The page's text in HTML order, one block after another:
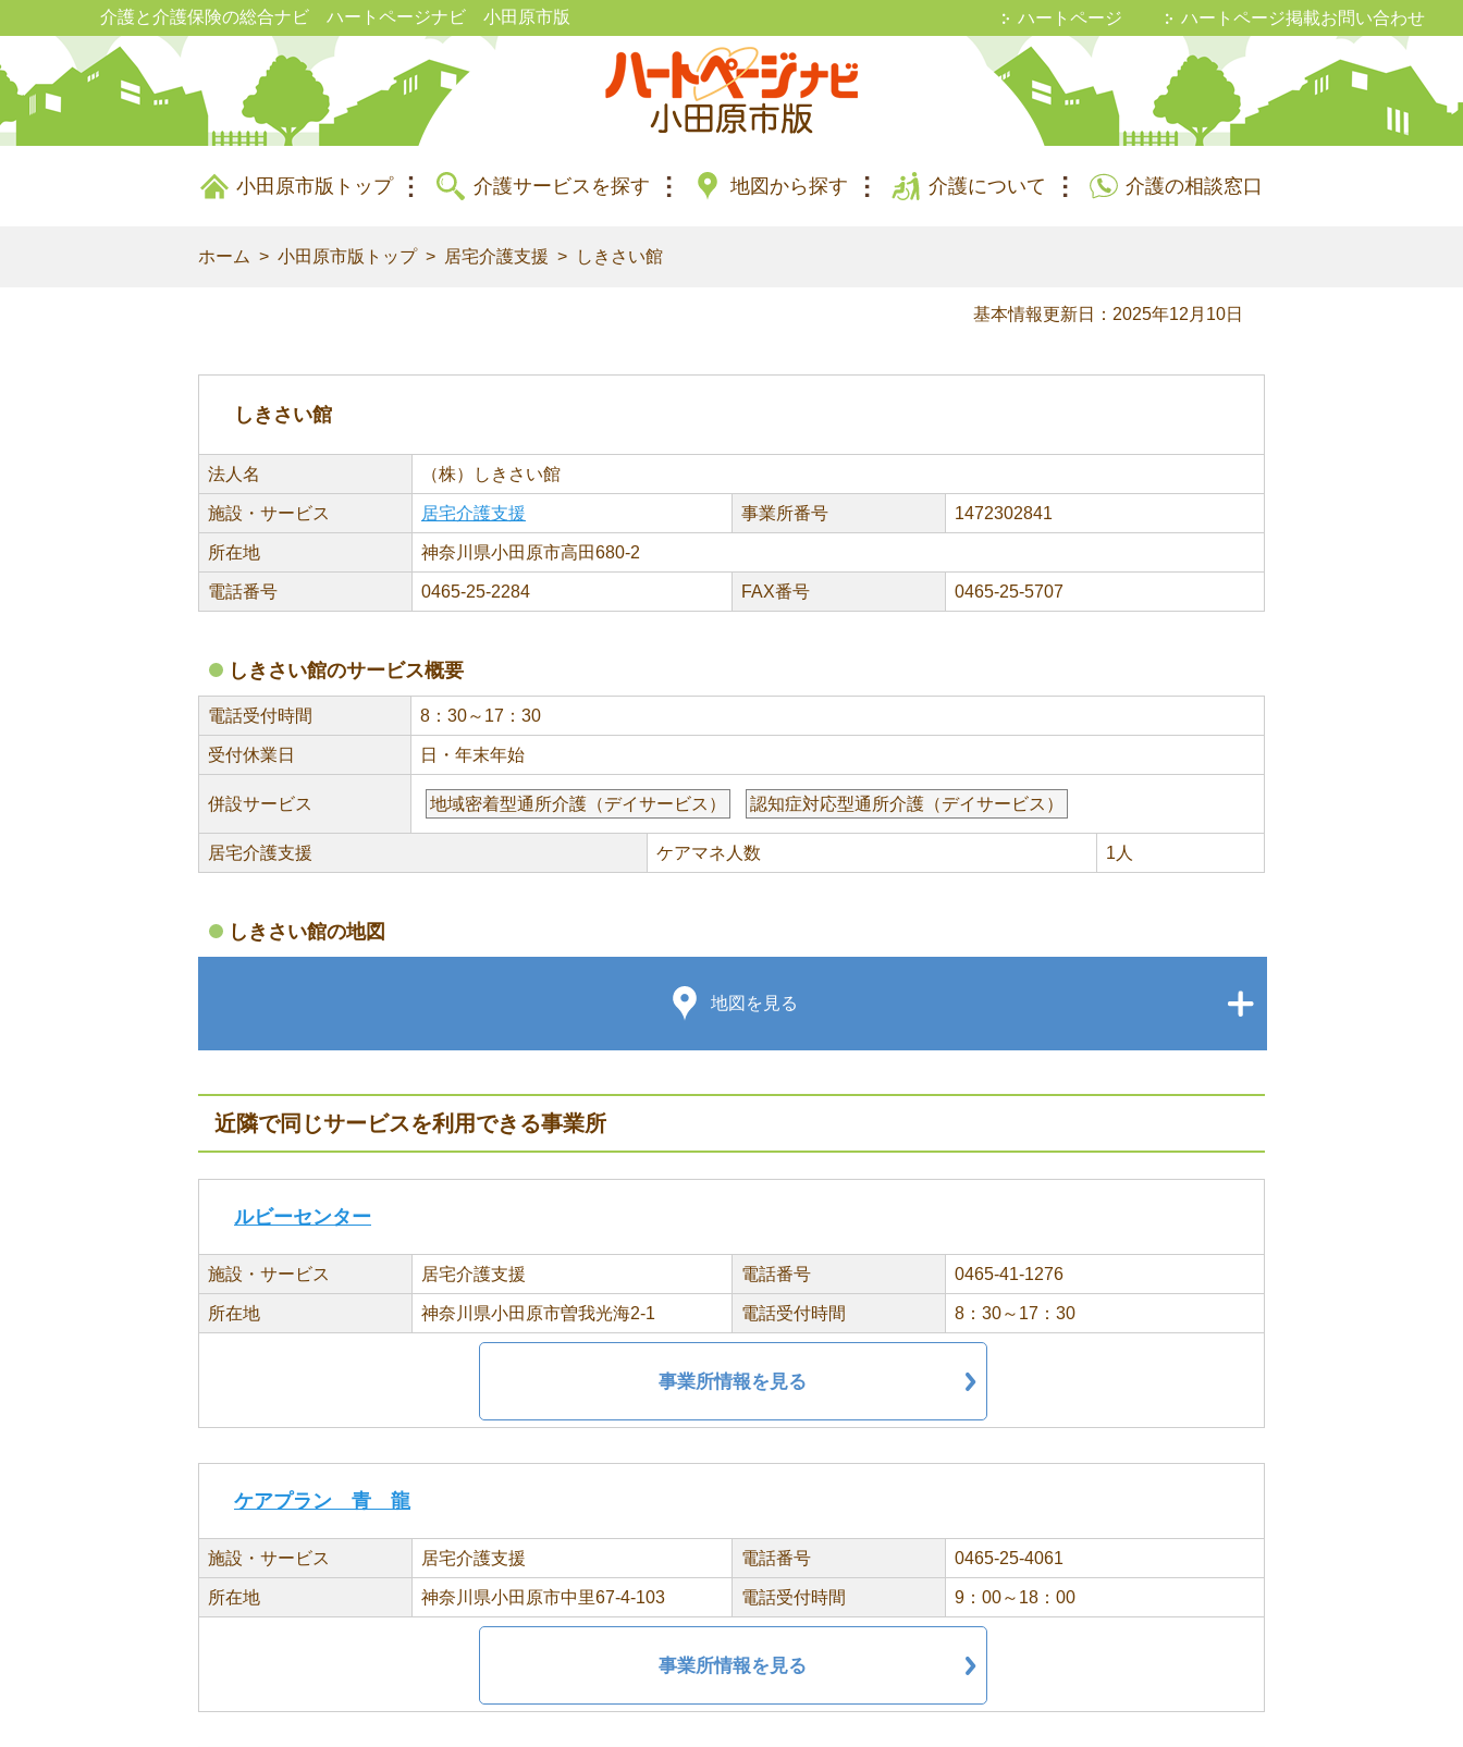
介護と介護保険の総合ナビ ハートページナビ 小田原市版 ハートページ ハートページ掲載お問い合わせ
小田原市版トップ 介護サービスを探す 地図から探す 介護について 介護の相談窓口
ホーム 小田原市版トップ 居宅介護支援 しきさい館
基本情報更新日：2025年12月10日
しきさい館
法人名 （株）しきさい館
施設・サービス 居宅介護支援 事業所番号 1472302841
所在地 神奈川県小田原市高田680-2
電話番号 0465-25-2284 FAX番号 0465-25-5707
しきさい館のサービス概要
電話受付時間 8：30～17：30
受付休業日 日・年末年始
併設サービス 地域密着型通所介護（デイサービス） 認知症対応型通所介護（デイサービス）
居宅介護支援 ケアマネ人数 1人
しきさい館の地図
地図を見る
近隣で同じサービスを利用できる事業所
ルビーセンター
施設・サービス 居宅介護支援 電話番号 0465-41-1276
所在地 神奈川県小田原市曽我光海2-1 電話受付時間 8：30～17：30
事業所情報を見る
ケアプラン 青 龍
施設・サービス 居宅介護支援 電話番号 0465-25-4061
所在地 神奈川県小田原市中里67-4-103 電話受付時間 9：00～18：00
事業所情報を見る